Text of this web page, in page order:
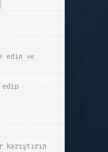
edin ve
edip
karıştırın